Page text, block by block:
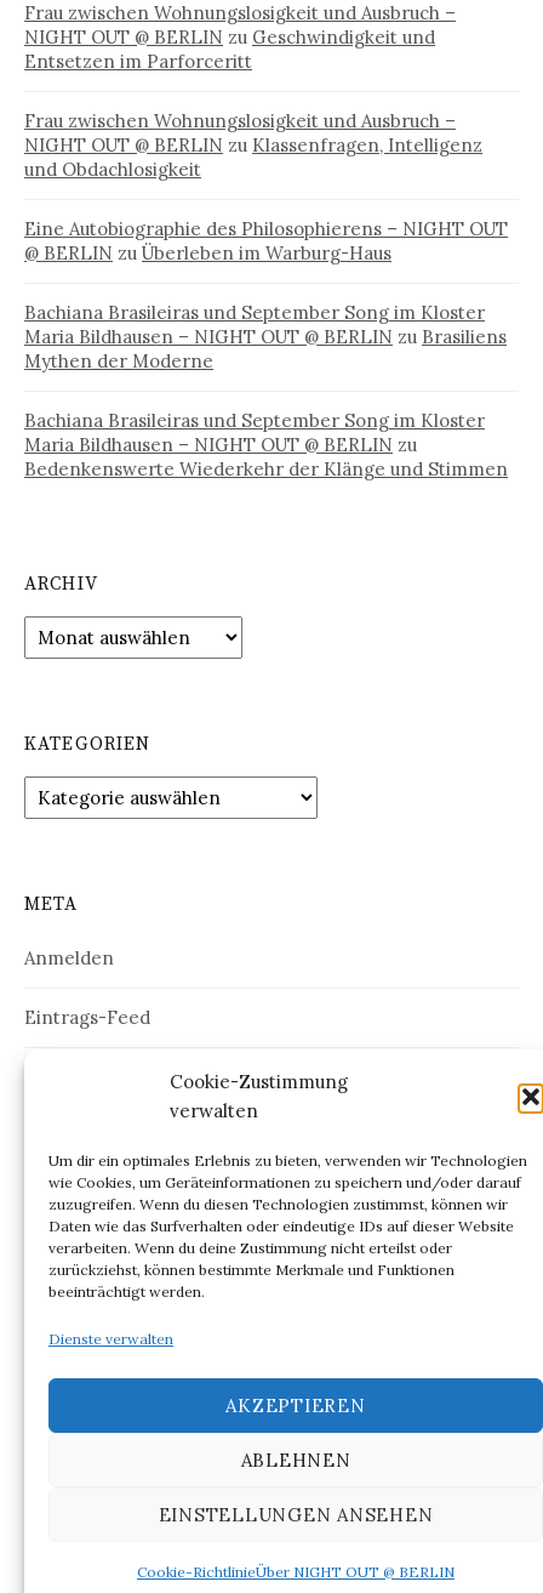
Cookie-Zustimmung
verwalten
Um dir ein optimales Erlebnis zu bieten, verwenden wir Technologien
wie Cookies, um Geräteinformationen zu speichern und/oder darauf
zuzugreifen. Wenn du diesen Technologien zustimmst, können wir
Daten wie das Surfverhalten oder eindeutige IDs auf dieser Website
verarbeiten. Wenn du deine Zustimmung nicht erteilst oder
zurückziehst, können bestimmte Merkmale und Funktionen
beeinträchtigt werden.
Dienste verwalten
AKZEPTIEREN
ABLEHNEN
EINSTELLUNGEN ANSEHEN
Cookie-RichtlinieÜber NIGHT OUT @ BERLIN
Frau zwischen Wohnungslosigkeit und Ausbruch –
NIGHT OUT @ BERLIN zu Geschwindigkeit und
Entsetzen im Parforceritt
Frau zwischen Wohnungslosigkeit und Ausbruch –
NIGHT OUT @ BERLIN zu Klassenfragen, Intelligenz
und Obdachlosigkeit
Eine Autobiographie des Philosophierens – NIGHT OUT
@ BERLIN zu Überleben im Warburg-Haus
Bachiana Brasileiras und September Song im Kloster
Maria Bildhausen – NIGHT OUT @ BERLIN zu Brasiliens
Mythen der Moderne
Bachiana Brasileiras und September Song im Kloster
Maria Bildhausen – NIGHT OUT @ BERLIN zu
Bedenkenswerte Wiederkehr der Klänge und Stimmen
ARCHIV
Archiv
KATEGORIEN
Kategorien
META
Anmelden
Eintrags-Feed
Kommentar-Feed
ARCHIV
Archiv
© 2026NIGHT OUT @ BERLIN